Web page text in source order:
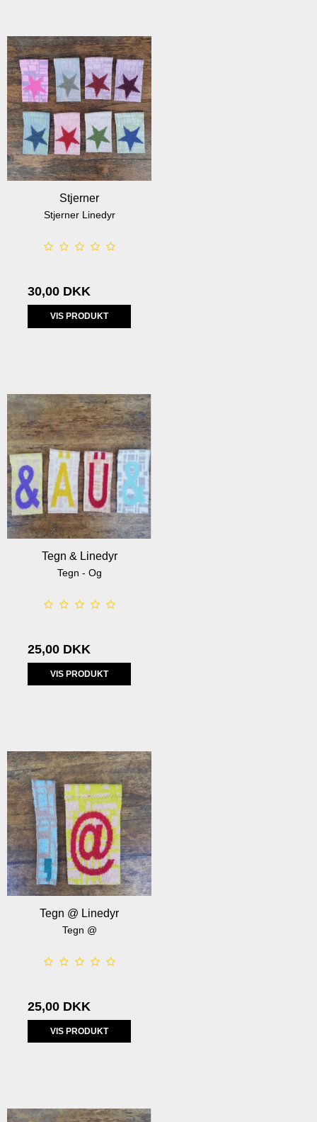
Stjerner
Stjerner Linedyr
30,00 DKK
VIS PRODUKT
Tegn & Linedyr
Tegn - Og
25,00 DKK
VIS PRODUKT
Tegn @ Linedyr
Tegn @
25,00 DKK
VIS PRODUKT